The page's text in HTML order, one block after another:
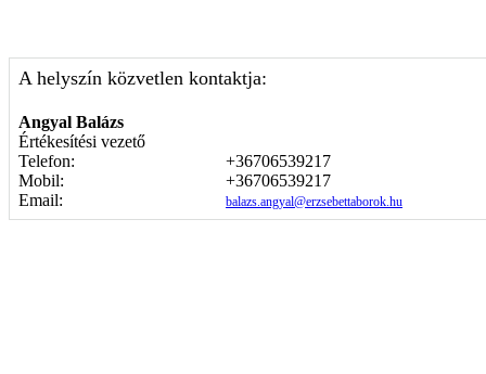
A helyszín közvetlen kontaktja:
Angyal Balázs
Értékesítési vezető
Telefon:
+36706539217
Mobil:
+36706539217
Email:
balazs.angyal@erzsebettaborok.hu